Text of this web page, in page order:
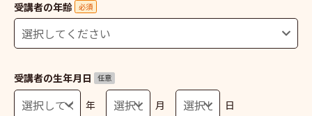
受講者の年齢 必須
受講者の生年月日 任意
年 月 日